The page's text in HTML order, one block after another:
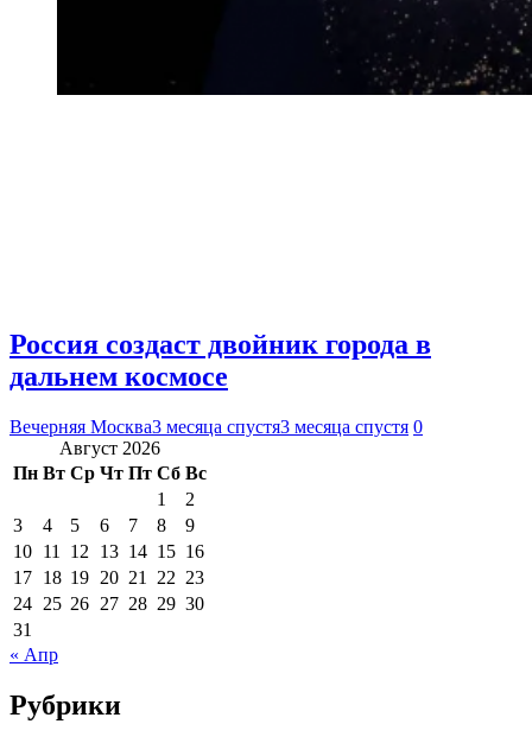
Россия создаст двойник города в
дальнем космосе
Вечерняя Москва3 месяца спустя3 месяца спустя 0
Август 2026
Пн Вт Ср Чт Пт Сб Вс
1
2
3
4 5 6 7 8
9
10 11 12 13 14 15 16
17 18 19 20 21 22 23
24 25 26 27 28 29 30
31
« Апр
Рубрики